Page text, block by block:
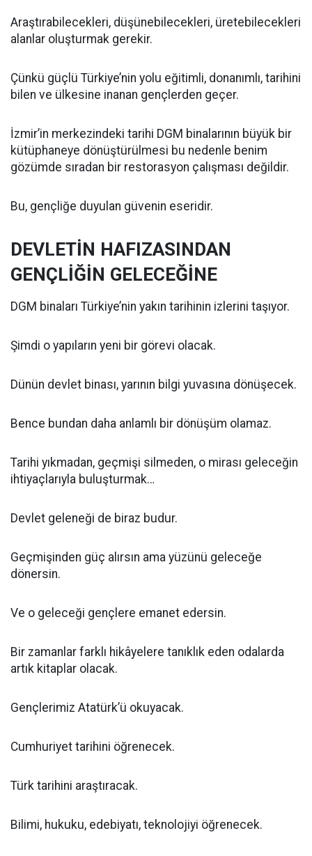
Araştırabilecekleri, düşünebilecekleri, üretebilecekleri
alanlar oluşturmak gerekir.
Çünkü güçlü Türkiye’nin yolu eğitimli, donanımlı, tarihini
bilen ve ülkesine inanan gençlerden geçer.
İzmir’in merkezindeki tarihi DGM binalarının büyük bir
kütüphaneye dönüştürülmesi bu nedenle benim
gözümde sıradan bir restorasyon çalışması değildir.
Bu, gençliğe duyulan güvenin eseridir.
DEVLETİN HAFIZASINDAN
GENÇLİĞİN GELECEĞİNE
DGM binaları Türkiye’nin yakın tarihinin izlerini taşıyor.
Şimdi o yapıların yeni bir görevi olacak.
Dünün devlet binası, yarının bilgi yuvasına dönüşecek.
Bence bundan daha anlamlı bir dönüşüm olamaz.
Tarihi yıkmadan, geçmişi silmeden, o mirası geleceğin
ihtiyaçlarıyla buluşturmak…
Devlet geleneği de biraz budur.
Geçmişinden güç alırsın ama yüzünü geleceğe
dönersin.
Ve o geleceği gençlere emanet edersin.
Bir zamanlar farklı hikâyelere tanıklık eden odalarda
artık kitaplar olacak.
Gençlerimiz Atatürk’ü okuyacak.
Cumhuriyet tarihini öğrenecek.
Türk tarihini araştıracak.
Bilimi, hukuku, edebiyatı, teknolojiyi öğrenecek.